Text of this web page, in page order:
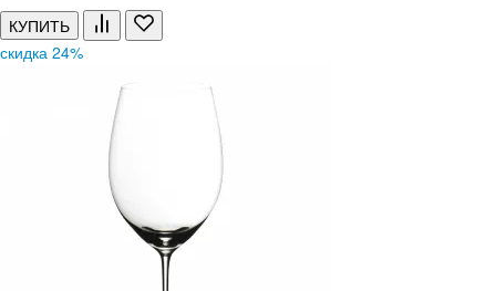
КУПИТЬ
скидка 24%